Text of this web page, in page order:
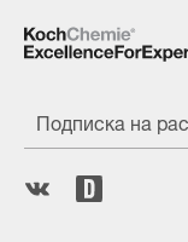
Подписка на